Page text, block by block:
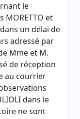
le
MORETTO et
un délai de
adressé par
Mme et M.
de réception
au courrier
dans le
ne sont